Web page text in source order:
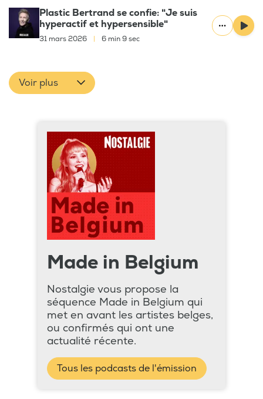
Plastic Bertrand se confie: "Je suis
hyperactif et hypersensible"
31 mars 2026 6 min 9 sec
Voir plus
Made in Belgium
Nostalgie vous propose la
séquence Made in Belgium qui
met en avant les artistes belges,
ou confirmés qui ont une
actualité récente.
Tous les podcasts de l'émission